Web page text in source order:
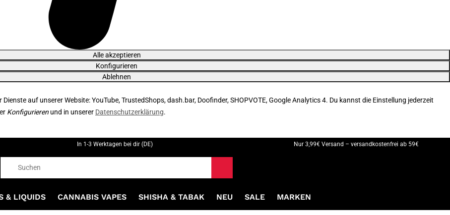
Alle akzeptieren
Konfigurieren
Ablehnen
auf unserer Website: YouTube, TrustedShops, dash.bar, Doofinder, SHOPVOTE, Google Analytics 4. Du kannst die Einstellung jederzeit
Konfigurieren und in unserer Datenschutzerklärung.
In 1-3 Werktagen bei dir (DE) Nur 3,99€ Versand – versandkostenfrei ab 59€
& LIQUIDS CANNABIS VAPES SHISHA & TABAK NEU SALE MARKEN